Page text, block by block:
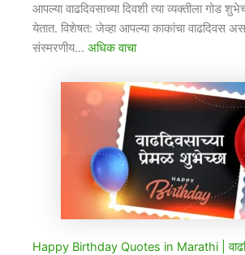
आपल्या वाढदिवसाच्या दिवशी त्या व्यक्तीला गोड
येतात. विशेषत: जेव्हा आपल्या काकांचा वाढदिवस
संस्मरणीय… अधिक वाचा
Happy Birthday Quotes in Marathi​ |